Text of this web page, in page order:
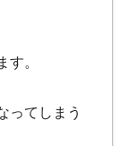
す。
ってしまう